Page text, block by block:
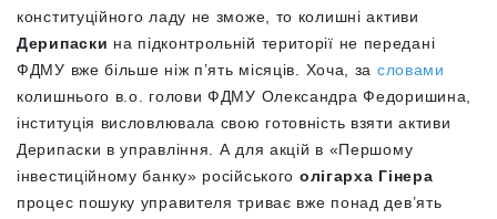
конституційного ладу не зможе, то колишні активи
Дерипаски на підконтрольній території не передані
ФДМУ вже більше ніж п’ять місяців. Хоча, за словами
колишнього в.о. голови ФДМУ Олександра Федоришина,
інституція висловлювала свою готовність взяти активи
Дерипаски в управління. А для акцій в «Першому
інвестиційному банку» російського олігарха Гінера
процес пошуку управителя триває вже понад дев’ять